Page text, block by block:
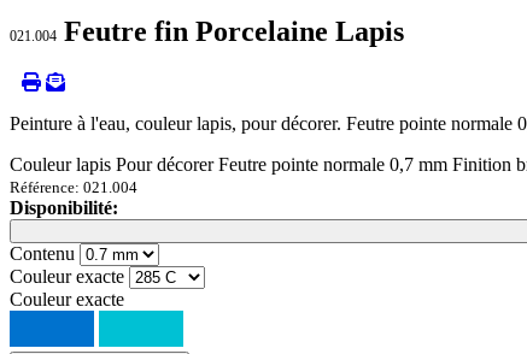
021.004 Feutre fin Porcelaine Lapis
Peinture à l'eau, couleur lapis, pour décorer. Feutre pointe
Couleur lapis Pour décorer Feutre pointe normale 0,7 mm Finition
Référence: 021.004
Disponibilité:
Loading...
Loading...
Contenu
Couleur exacte
Couleur exacte